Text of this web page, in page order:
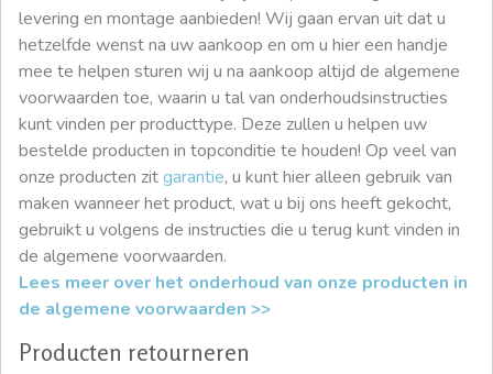
levering en montage aanbieden! Wij gaan ervan uit dat u
hetzelfde wenst na uw aankoop en om u hier een handje
mee te helpen sturen wij u na aankoop altijd de algemene
voorwaarden toe, waarin u tal van onderhoudsinstructies
kunt vinden per producttype. Deze zullen u helpen uw
bestelde producten in topconditie te houden! Op veel van
onze producten zitgarantie, u kunt hier alleen gebruik van
maken wanneer het product, wat u bij ons heeft gekocht,
gebruikt u volgens de instructies die u terug kunt vinden in
de algemene voorwaarden.
Lees meer over het onderhoud van onze producten in
de algemene voorwaarden >>
Producten retourneren